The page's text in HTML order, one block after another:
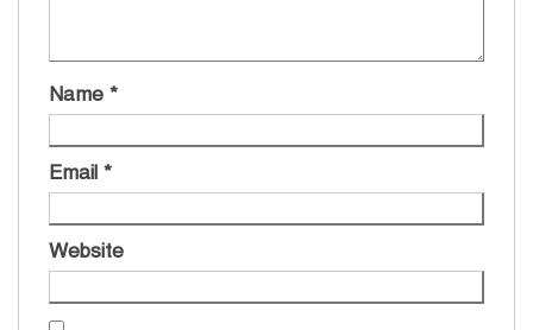
Name *
Email *
Website